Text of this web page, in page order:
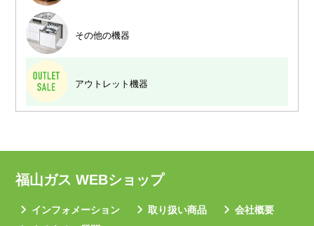
その他の機器
アウトレット機器
福山ガス WEBショップ
インフォメーション 取り扱い商品
会社概要